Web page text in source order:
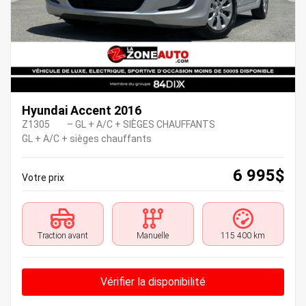
Hyundai Accent 2016
Z1305
– GL + A/C + SIÈGES CHAUFFANTS
GL + A/C + sièges chauffants
Votre prix 6 995$
Traction avant Manuelle 115 400 km
Vérifier la disponibilité